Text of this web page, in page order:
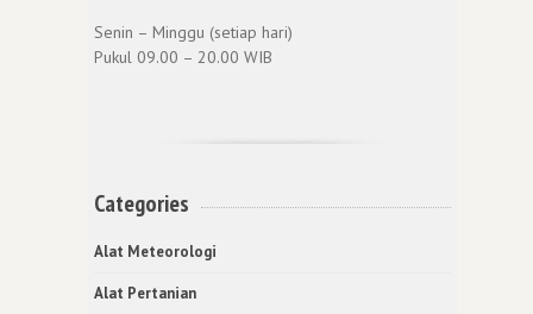
Senin – Minggu (setiap hari)
Pukul 09.00 – 20.00 WIB
Categories
Alat Meteorologi
Alat Pertanian